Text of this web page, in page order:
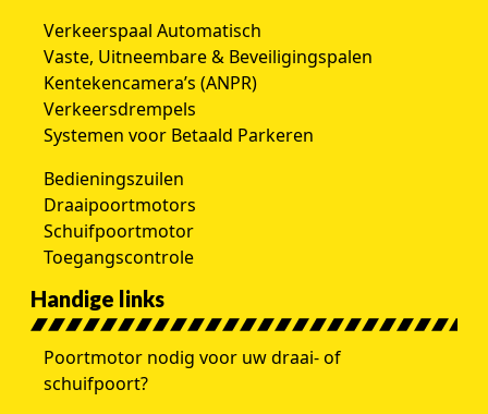
Verkeerspaal Automatisch
Vaste, Uitneembare & Beveiligingspalen
Kentekencamera’s (ANPR)
Verkeersdrempels
Systemen voor Betaald Parkeren
Bedieningszuilen
Draaipoortmotors
Schuifpoortmotor
Toegangscontrole
Handige links
Poortmotor nodig voor uw draai- of
schuifpoort?